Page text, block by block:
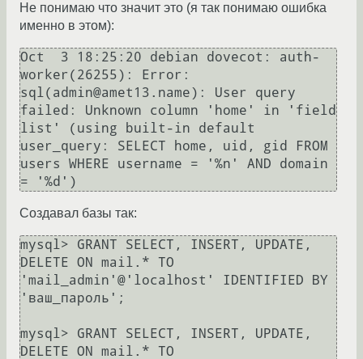
Не понимаю что значит это (я так понимаю ошибка
именно в этом):
Oct  3 18:25:20 debian dovecot: auth-
worker(26255): Error:
sql(admin@amet13.name): User query
failed: Unknown column 'home' in 'field
list' (using built-in default
user_query: SELECT home, uid, gid FROM
users WHERE username = '%n' AND domain
= '%d')
Создавал базы так:
mysql> GRANT SELECT, INSERT, UPDATE,
DELETE ON mail.* TO
'mail_admin'@'localhost' IDENTIFIED BY
'ваш_пароль';
mysql> GRANT SELECT, INSERT, UPDATE,
DELETE ON mail.* TO